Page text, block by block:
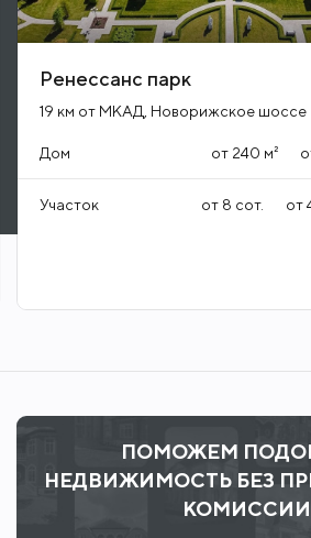
Ренессанс парк
19 км от МКАД, Новорижское шоссе
Дом от 240 м²
Участок от 8 сот. от
ПОМОЖЕМ
НЕДВИЖИМОСТЬ БЕЗ
КОМИССИИ